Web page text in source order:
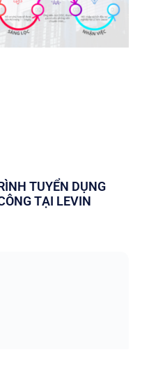
TUYỂN DỤNG
TẠI LEVIN